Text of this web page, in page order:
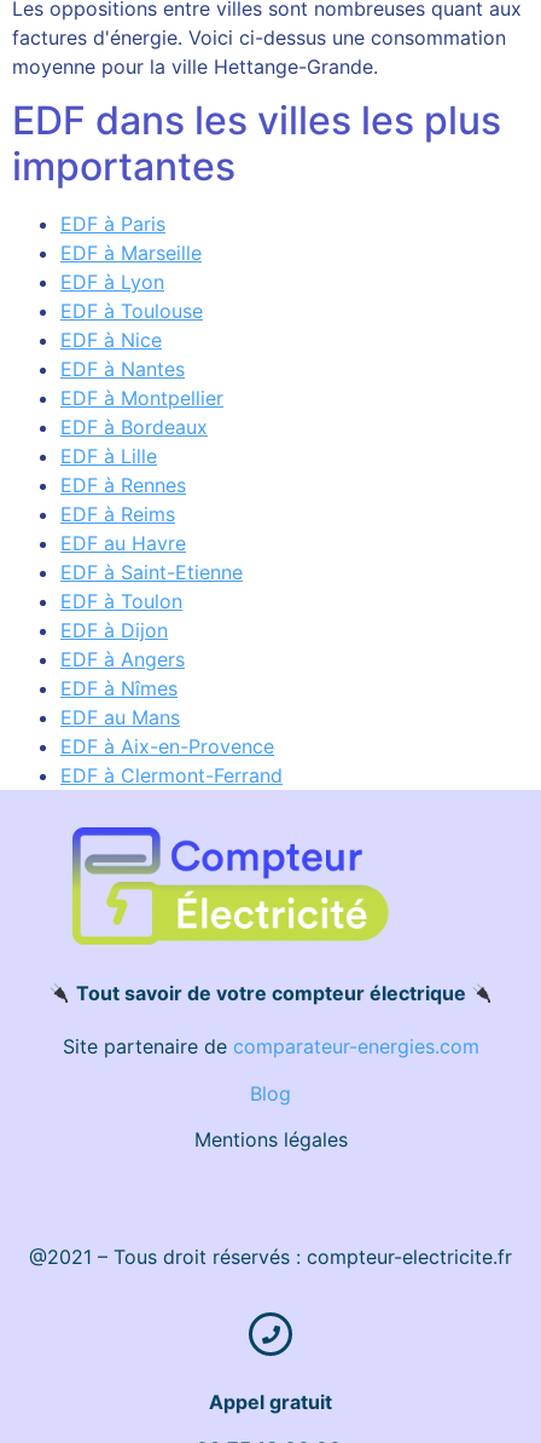
Les oppositions entre villes sont nombreuses quant aux
factures d'énergie. Voici ci-dessus une consommation
moyenne pour la ville Hettange-Grande.
EDF dans les villes les plus
importantes
EDF à Paris
EDF à Marseille
EDF à Lyon
EDF à Toulouse
EDF à Nice
EDF à Nantes
EDF à Montpellier
EDF à Bordeaux
EDF à Lille
EDF à Rennes
EDF à Reims
EDF au Havre
EDF à Saint-Etienne
EDF à Toulon
EDF à Dijon
EDF à Angers
EDF à Nîmes
EDF au Mans
EDF à Aix-en-Provence
EDF à Clermont-Ferrand
Tout savoir de votre compteur électrique
Site partenaire de comparateur-energies.com
Blog
Mentions légales
@2021 – Tous droit réservés : compteur-electricite.fr
Appel gratuit